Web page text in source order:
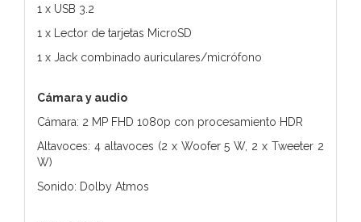
1 x USB 3.2
1 x Lector de tarjetas MicroSD
1 x Jack combinado auriculares/micrófono
Cámara y audio
Cámara: 2 MP FHD 1080p con procesamiento HDR
Altavoces: 4 altavoces (2 x Woofer 5 W, 2 x Tweeter 2
W)
Sonido: Dolby Atmos